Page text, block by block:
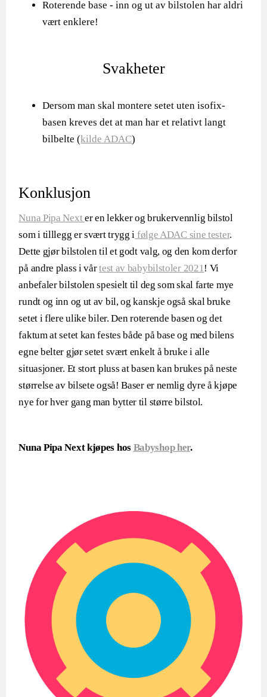
Roterende base - inn og ut av bilstolen har aldri
vært enklere!
Svakheter
Dersom man skal montere setet uten isofix-
basen kreves det at man har et relativt langt
bilbelte (kilde ADAC)
Konklusjon
Nuna Pipa Nexter en lekker og brukervennlig bilstol
som i tilllegg er svært trygg i følge ADAC sine tester.
Dette gjør bilstolen til et godt valg, og den kom derfor
på andre plass i vårtest av babybilstoler 2021 ! Vi
anbefaler bilstolen spesielt til deg som skal farte mye
rundt og inn og ut av bil, og kanskje også skal bruke
setet i flere ulike biler. Den roterende basen og det
faktum at setet kan festes både på base og med bilens
egne belter gjør setet svært enkelt å bruke i alle
situasjoner. Et stort pluss at basen kan brukes på neste
størrelse av bilsete også! Baser er nemlig dyre å kjøpe
nye for hver gang man bytter til større bilstol.
Nuna Pipa Next kjøpes hos Babyshop her.